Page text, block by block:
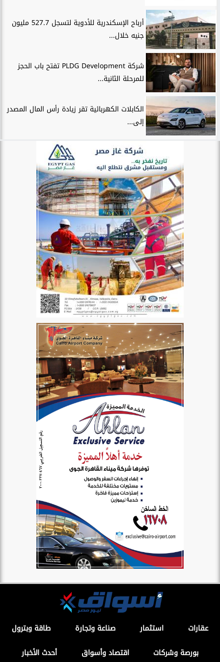
أرباح الإسكندرية للأدوية لتسجل 527.7 مليون
جنيه خلال...
شركة PLDG Development تفتح باب الحجز
للمرحلة الثانية...
الكابلات الكهربائية تقر زيادة رأس المال المصدر
إلى...
عقارات استثمار صناعة وتجارة
طاقة وبترول
بورصة وشركات
اقتصاد وأسواق أحدث الأخبار